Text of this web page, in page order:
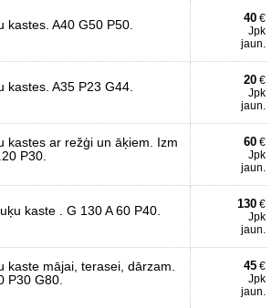
kastes. A40 G50 P50. 40 €
Jpk
jaun.
kastes. A35 P23 G44. 20 €
Jpk
jaun.
kastes ar režģi un āķiem. Izm
P30.
60 €
Jpk
jaun.
kaste . G 130 A 60 P40. 130 €
Jpk
jaun.
kaste mājai, terasei, dārzam.
P30 G80.
45 €
Jpk
jaun.